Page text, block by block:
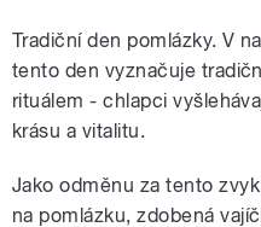
Tradiční den pomlázky. V
tento den vyznačuje
rituálem - chlapci
krásu a vitalitu.
Jako odměnu za tento
na pomlázku, zdobená